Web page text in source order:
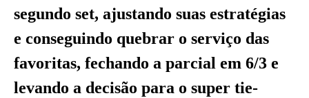
segundo set, ajustando suas estratégias
e conseguindo quebrar o serviço das
favoritas, fechando a parcial em 6/3 e
levando a decisão para o super tie-